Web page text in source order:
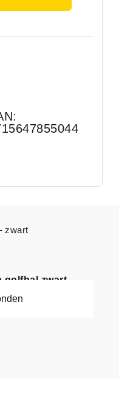
golfbal zwart
zwart